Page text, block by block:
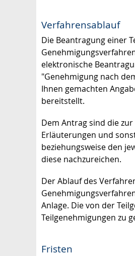
Verfahrensablauf
Die Beantragung einer
elektronische
"Genehmigung nach
Ihnen gemachten
bereitstellt.
Dem Antrag sind die
Erläuterungen und
beziehungsweise den
diese nachzureichen.
Der Ablauf des
Anlage. Die von der
Teilgenehmigungen zu
Fristen